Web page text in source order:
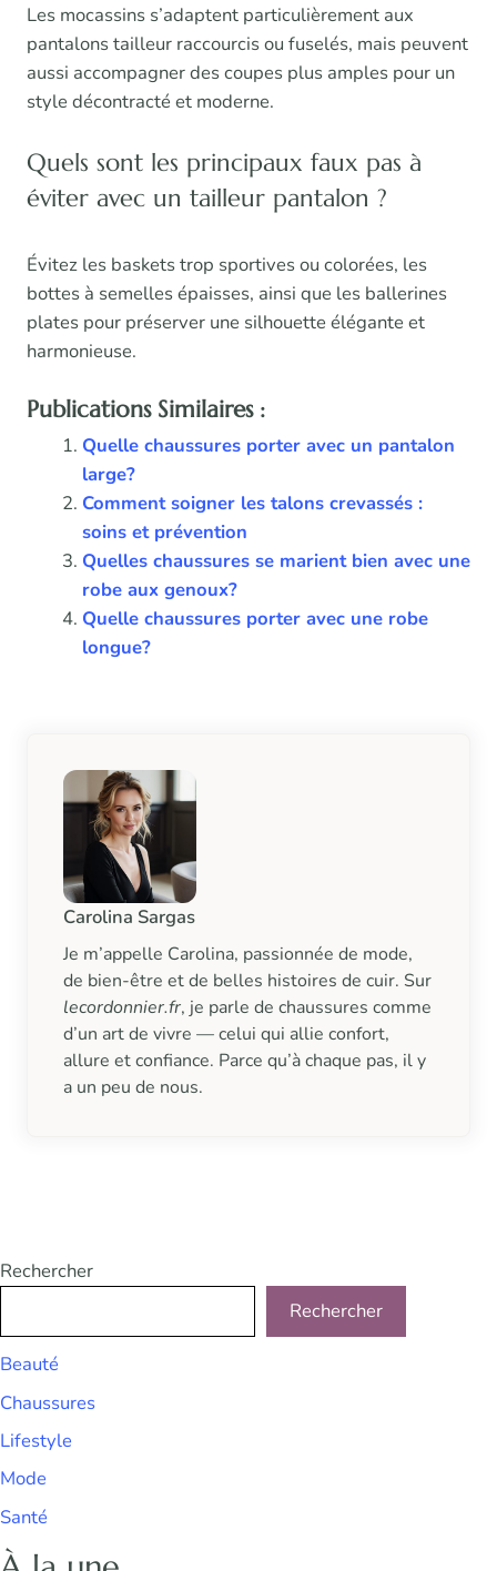
Les mocassins s’adaptent particulièrement aux
pantalons tailleur raccourcis ou fuselés, mais peuvent
aussi accompagner des coupes plus amples pour un
style décontracté et moderne.
Quels sont les principaux faux pas à
éviter avec un tailleur pantalon ?
Évitez les baskets trop sportives ou colorées, les
bottes à semelles épaisses, ainsi que les ballerines
plates pour préserver une silhouette élégante et
harmonieuse.
Publications Similaires :
Quelle chaussures porter avec un pantalon
large?
Comment soigner les talons crevassés :
soins et prévention
Quelles chaussures se marient bien avec une
robe aux genoux?
Quelle chaussures porter avec une robe
longue?
Carolina Sargas
Je m’appelle Carolina, passionnée de mode,
de bien-être et de belles histoires de cuir. Sur
lecordonnier.fr, je parle de chaussures comme
d’un art de vivre — celui qui allie confort,
allure et confiance. Parce qu’à chaque pas, il y
a un peu de nous.
Rechercher
Rechercher
Beauté
Chaussures
Lifestyle
Mode
Santé